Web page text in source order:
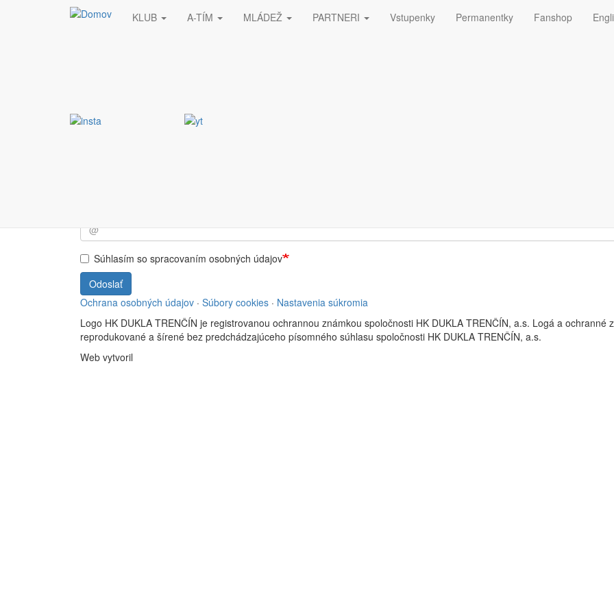
KLUB A-TÍM MLÁDEŽ PARTNERI Vstupenky Permanentky Fanshop
Vyžiadaná stránka nebola nájdená.
Súhlasím so spracovaním osobných údajov
Odoslať
Ochrana osobných údajov · Súbory cookies · Nastavenia súkromia
Logo HK DUKLA TRENČÍN je registrovanou ochrannou známkou spoločnosti HK DUKLA TRENČÍN, a.s. Logá a ochranné
reprodukované a šírené bez predchádzajúceho písomného súhlasu spoločnosti HK DUKLA TRENČÍN, a.s.
Web vytvoril